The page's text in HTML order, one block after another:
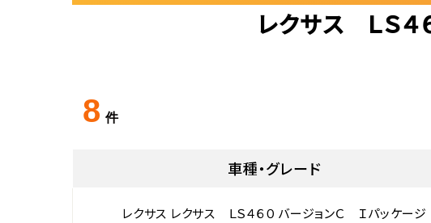
レクサス ＬＳ
8 件
車種・グレード
レクサス レクサス ＬＳ４６０ バージョンＣ Ｉパッケージ